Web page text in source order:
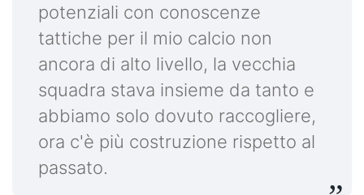
potenziali con conoscenze
tattiche per il mio calcio non
ancora di alto livello, la vecchia
squadra stava insieme da tanto e
abbiamo solo dovuto raccogliere,
ora c'è più costruzione rispetto al
passato.